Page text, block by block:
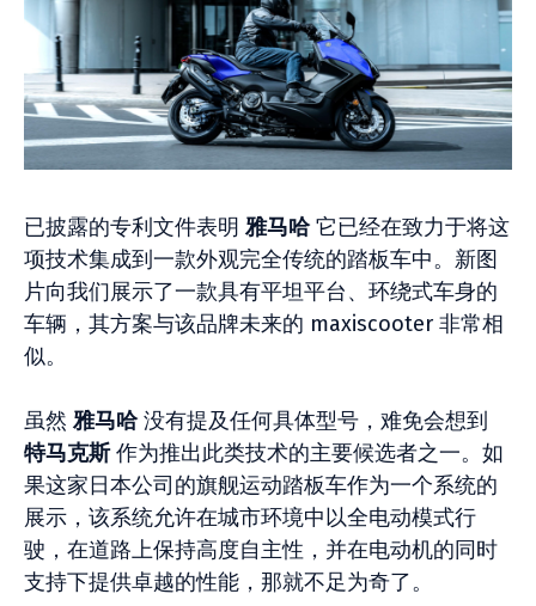
已披露的专利文件表明 雅马哈它已经在致力于将这
项技术集成到一款外观完全传统的踏板车中。新图
片向我们展示了一款具有平坦平台、环绕式车身的
车辆，其方案与该品牌未来的 maxiscooter 非常相
似。
虽然 雅马哈没有提及任何具体型号，难免会想到
特马克斯作为推出此类技术的主要候选者之一。如
果这家日本公司的旗舰运动踏板车作为一个系统的
展示，该系统允许在城市环境中以全电动模式行
驶，在道路上保持高度自主性，并在电动机的同时
支持下提供卓越的性能，那就不足为奇了。